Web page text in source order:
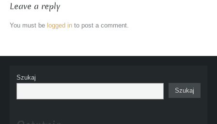
Leave a reply
You must be logged in to post a comment.
Szukaj
Szukaj